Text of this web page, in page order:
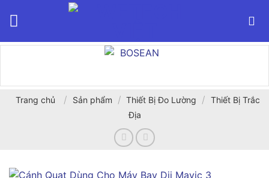
Trang chủ / Sản phẩm / Thiết Bị Đo Lường / Thiết Bị Trắc
Địa